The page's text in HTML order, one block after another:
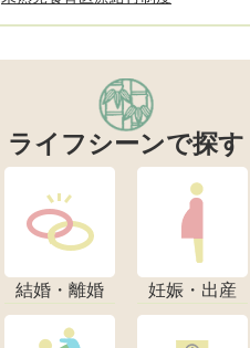
ライフシーンで探す
結婚・離婚 妊娠・出産